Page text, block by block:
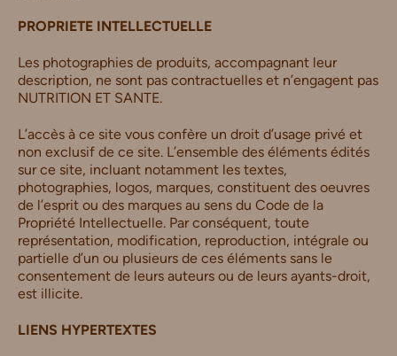
PROPRIETE INTELLECTUELLE
Les photographies de produits, accompagnant leur
description, ne sont pas contractuelles et n’engagent pas
NUTRITION ET SANTE.
L’accès à ce site vous confère un droit d’usage privé et
non exclusif de ce site. L’ensemble des éléments édités
sur ce site, incluant notamment les textes,
photographies, logos, marques, constituent des oeuvres
de l’esprit ou des marques au sens du Code de la
Propriété Intellectuelle. Par conséquent, toute
représentation, modification, reproduction, intégrale ou
partielle d’un ou plusieurs de ces éléments sans le
consentement de leurs auteurs ou de leurs ayants-droit,
est illicite.
LIENS HYPERTEXTES